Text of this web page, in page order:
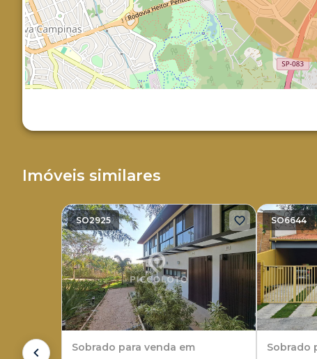
Imóveis similares
SO2925
Sobrado para venda em
SO6644
Sobrado